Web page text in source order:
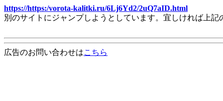
https://https:/vorota-kalitki.ru/6Lj6Yd2/2uQ7aID.html
別のサイトにジャンプしようとしています。宜しければ上
広告のお問い合わせはこちら